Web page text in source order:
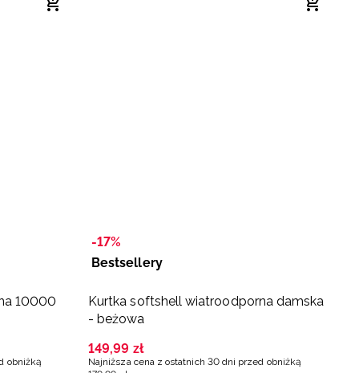
10000
obniżką
-17%
Bestsellery
Kurtka softshell wiatroodporna damska
- beżowa
149,99 zł
Najniższa cena z ostatnich 30 dni przed obniżką